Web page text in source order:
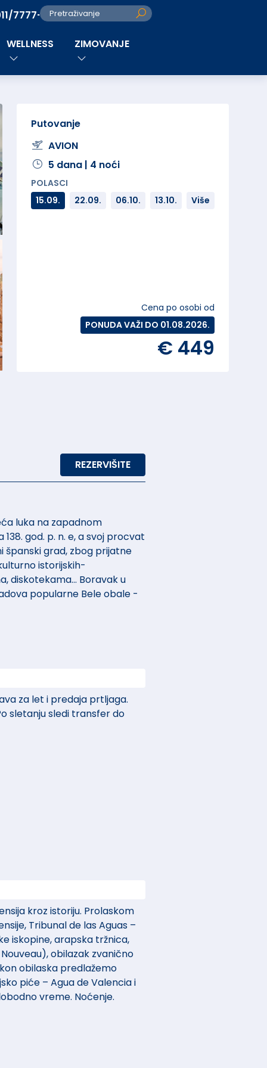
Pretraživanje
7777-280
WELLNESS ZIMOVANJE
Putovanje
AVION
5 dana | 4 noći
POLASCI
15.09.
22.09. 06.10. 13.10. Više
Cena po osobi od
PONUDA VAŽI DO 01.08.2026.
€ 449
REZERVIŠITE
luka na zapadnom
god. p. n. e, a svoj procvat
španski grad, zbog prijatne
istorijskih-
diskotekama... Boravak u
popularne Bele obale -
za let i predaja prtljaga.
sletanju sledi transfer do
kroz istoriju. Prolaskom
Tribunal de las Aguas –
iskopine, arapska tržnica,
obilazak zvanično
obilaska predlažemo
piće – Agua de Valencia i
vreme. Noćenje.